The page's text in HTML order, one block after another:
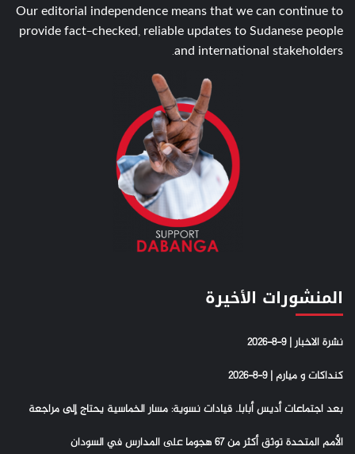
Our editorial independence means that we can continue to
provide fact-checked, reliable updates to Sudanese people
and international stakeholders.
المنشورات الأخيرة
نشرة الاخبار | 9-8-2026
كنداكات و ميارم | 9-8-2026
بعد اجتماعات أديس أبابا.. قيادات نسوية: مسار الخماسية يحتاج إلى مراجعة
الأمم المتحدة توثق أكثر من 67 هجوما على المدارس في السودان